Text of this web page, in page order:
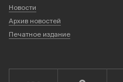
Новости
Архив новостей
Печатное издание